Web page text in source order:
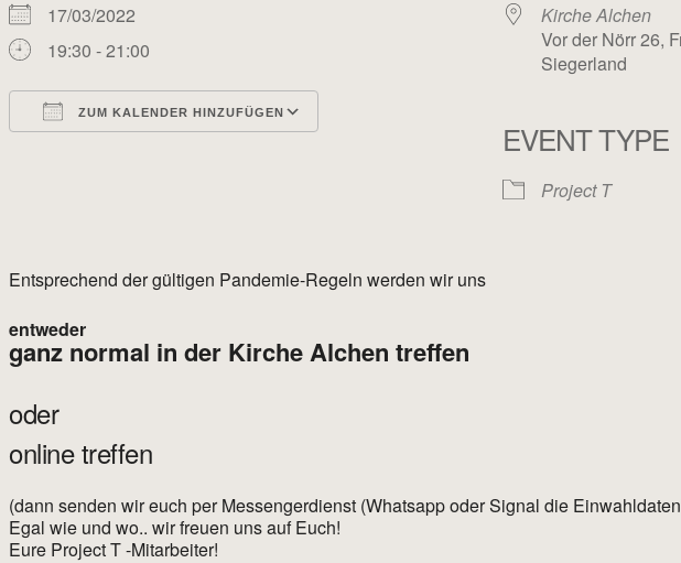
17/03/2022
19:30 - 21:00
ZUM KALENDER HINZUFÜGEN
Kirche Alchen
Vor der Nörr 26,
Siegerland
EVENT TYPE
Project T
Entsprechend der gültigen Pandemie-Regeln werden wir uns
entweder
ganz normal in der Kirche Alchen treffen
oder
online treffen
(dann senden wir euch per Messengerdienst (Whatsapp oder Signal die
Egal wie und wo.. wir freuen uns auf Euch!
Eure Project T -Mitarbeiter!